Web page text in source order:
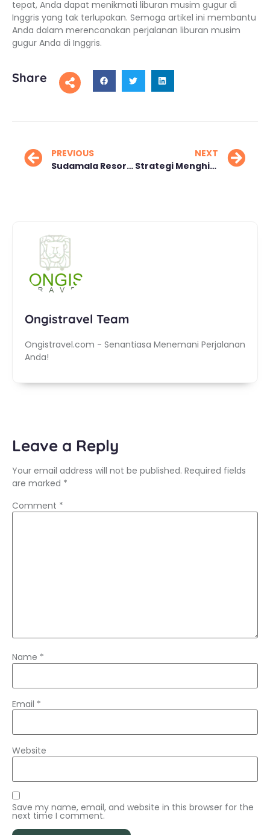
tepat, Anda dapat menikmati liburan musim gugur di
Inggris yang tak terlupakan. Semoga artikel ini membantu
Anda dalam merencanakan perjalanan liburan musim
gugur Anda di Inggris.
Share
PREVIOUS
Sudamala Resort Tingkatkan SDM lewat Budaya dan Bahasa Inggris
NEXT
Strategi Menghindari Kemacetan Mudik Jalur Alternatif 2025
Ongistravel Team
Ongistravel.com - Senantiasa Menemani Perjalanan
Anda!
Leave a Reply
Your email address will not be published. Required fields
are marked *
Comment *
Name *
Email *
Website
Save my name, email, and website in this browser for the
next time I comment.